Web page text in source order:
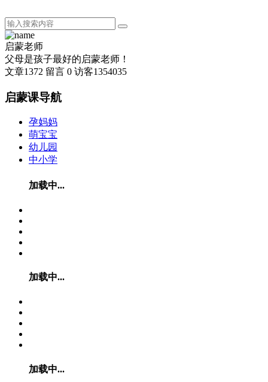
启蒙老师
父母是孩子最好的启蒙老师！
文章1372 留言 0 访客1354035
启蒙课导航
孕妈妈
萌宝宝
幼儿园
中小学
加载中...
加载中...
加载中...